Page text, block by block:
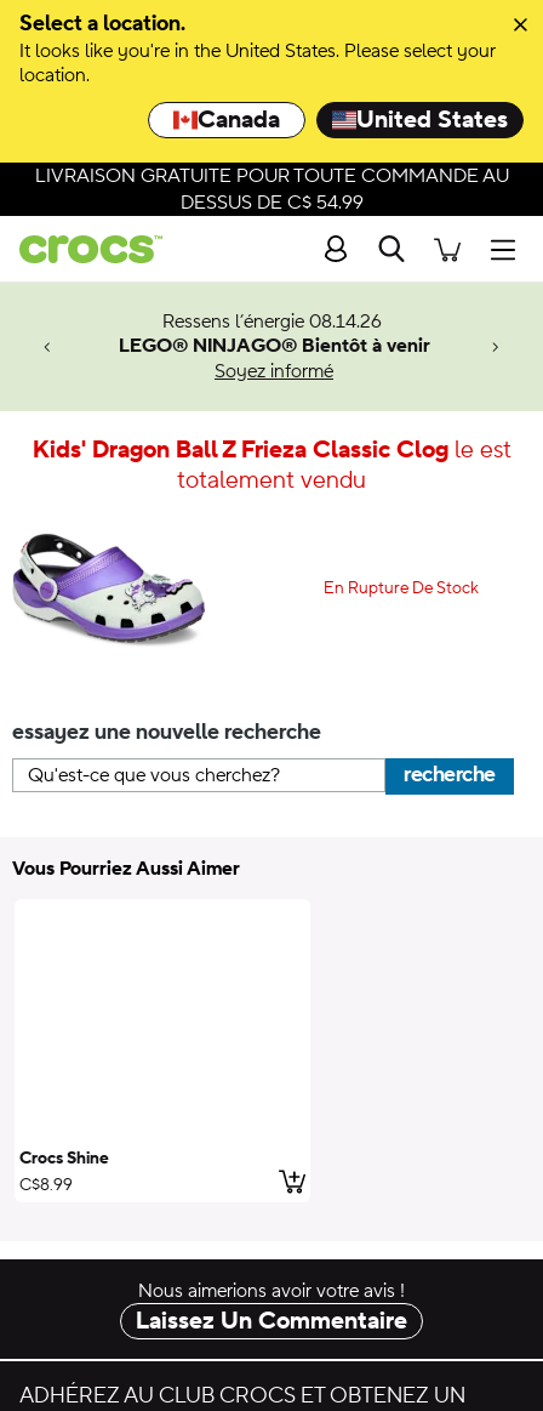
Select a location.
It looks like you're in the United States. Please select your
location.
Canada United States
LIVRAISON GRATUITE POUR TOUTE COMMANDE AU
DESSUS DE C$ 54.99
Recherche
Ressens l’énergie 08.14.26
LEGO® NINJAGO® Bientôt à venir
Soyez informé
Man.
Kids' Dragon Ball Z Frieza Classic Clogle est
totalement vendu
En Rupture De Stock
essayez une nouvelle recherche
recherche
Vous Pourriez Aussi Aimer
Crocs Shine
C$8.99
ajouter au panier
Nous aimerions avoir votre avis !
Laissez Un Commentaire
ADHÉREZ AU CLUB CROCS ET OBTENEZ UN